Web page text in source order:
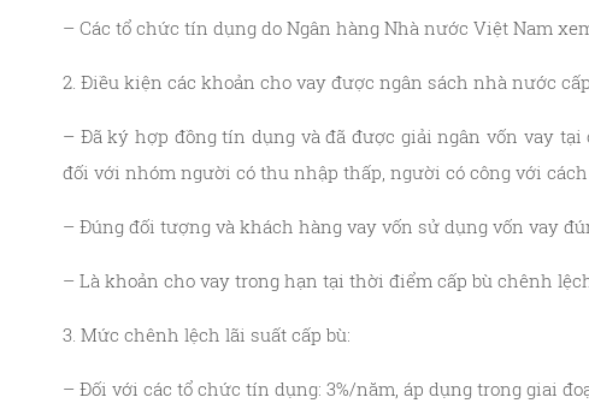
– Các tổ chức tín dụng do Ngân hàng Nhà nước Việt Nam
2. Điều kiện các khoản cho vay được ngân sách nhà nước
– Đã ký hợp đồng tín dụng và đã được giải ngân vốn vay
đối với nhóm người có thu nhập thấp, người có công với
– Đúng đối tượng và khách hàng vay vốn sử dụng vốn vay
– Là khoản cho vay trong hạn tại thời điểm cấp bù chênh
3. Mức chênh lệch lãi suất cấp bù:
– Đối với các tổ chức tín dụng: 3%/năm, áp dụng trong giai